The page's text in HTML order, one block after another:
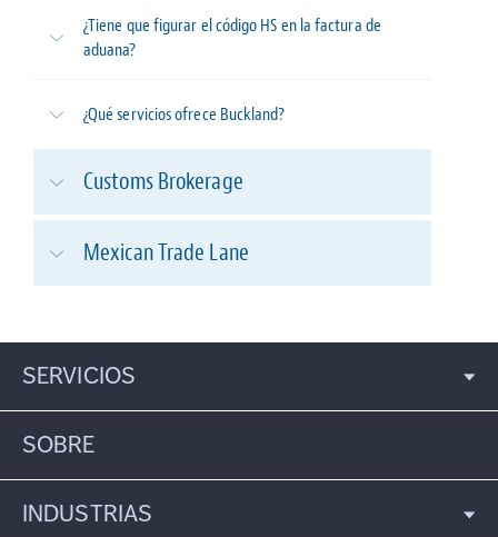
¿Tiene que figurar el código HS en la factura de
aduana?
¿Qué servicios ofrece Buckland?
Customs Brokerage
Mexican Trade Lane
SERVICIOS
SOBRE
INDUSTRIAS